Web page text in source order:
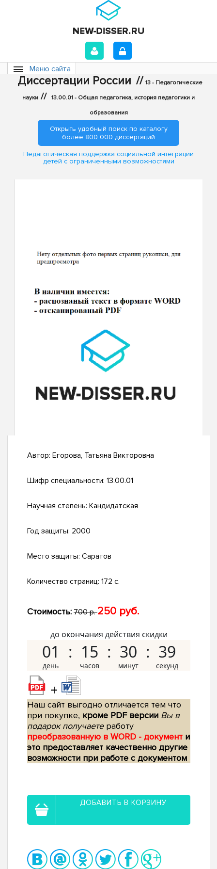
Меню сайта
Диссертации России // 13 - Педагогические
науки // 13.00.01 - Общая педагогика, история педагогики и
образования
Открыть удобный поиск по каталогу
более 800 000 диссертаций
Педагогическая поддержка социальной интеграции
детей с ограниченными возможностями
Автор: Егорова, Татьяна Викторовна
Шифр специальности: 13.00.01
Научная степень: Кандидатская
Год защиты: 2000
Место защиты: Саратов
Количество страниц: 172 с.
Стоимость: 700 р.250 руб.
до окончания действия скидки
01 15 30 38
+
Наш сайт выгодно отличается тем что
при покупке, кроме PDF версии Вы в
подарок получаетеработу
преобразованную в WORD - документ и
это предоставляет качественно другие
возможности при работе с документом
ДОБАВИТЬ В КОРЗИНУ